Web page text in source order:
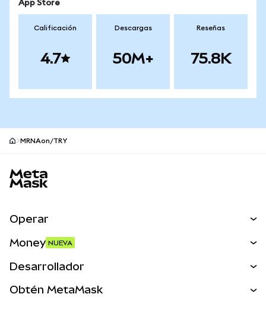
App Store
Calificación
4.7
Descargas
50M+
Reseñas
75.8K
MRNAon/TRY
Operar
Activos del mundo real
Money NUEVA
Desarrollador
Obtén MetaMask